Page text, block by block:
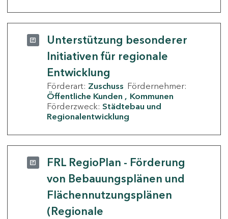
Unterstützung besonderer
Initiativen für regionale
Entwicklung
Förderart: Zuschuss Fördernehmer:
Öffentliche Kunden
Kommunen
Förderzweck: Städtebau und
Regionalentwicklung
FRL RegioPlan - Förderung
von Bebauungsplänen und
Flächennutzungsplänen
(Regionale